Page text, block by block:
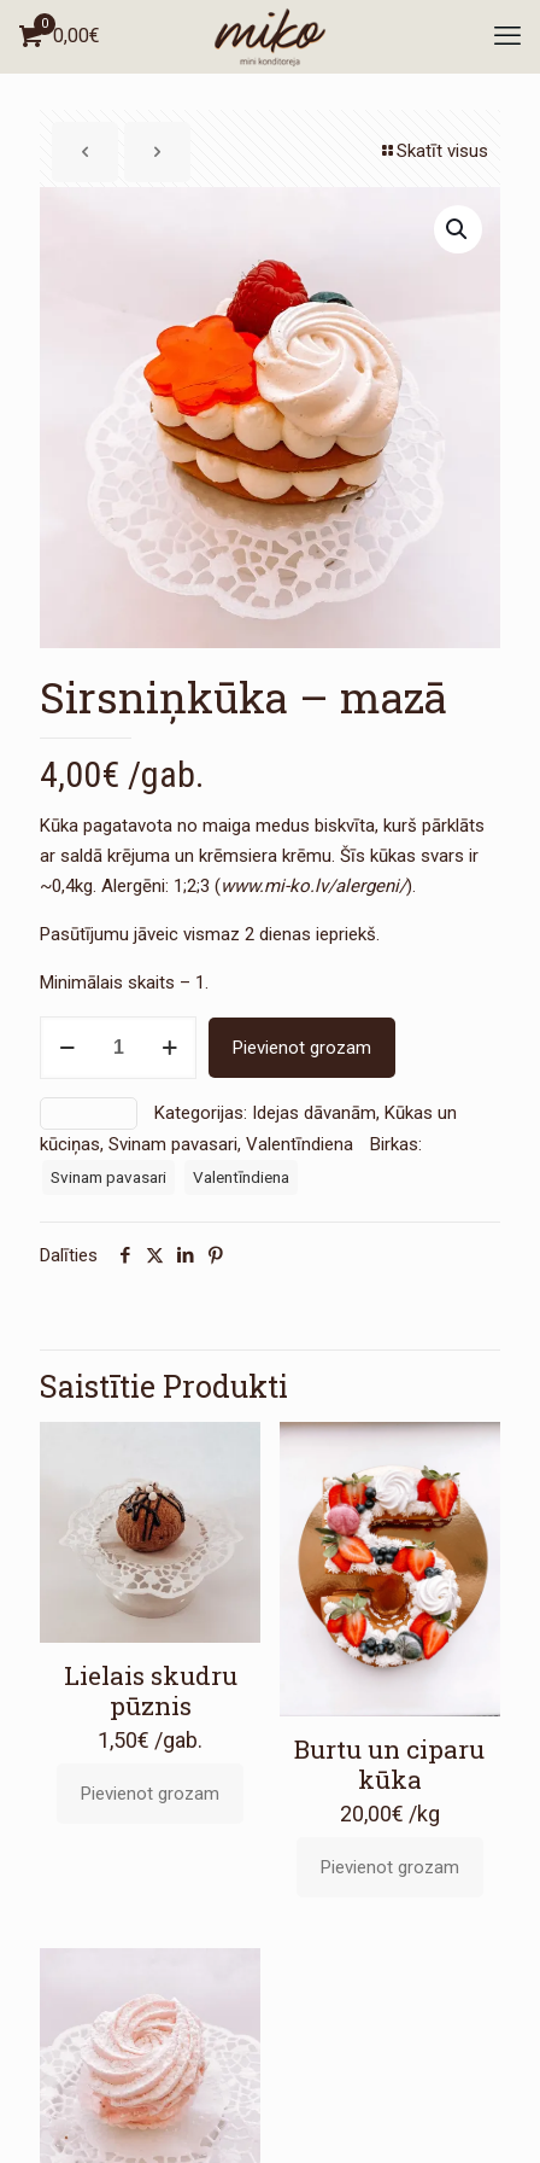
0
0,00€
Skatīt visus
Sirsniņkūka – mazā
4,00€ /gab.
Kūka pagatavota no maiga medus biskvīta, kurš pārklāts
ar saldā krējuma un krēmsiera krēmu. Šīs kūkas svars ir
~0,4kg. Alergēni: 1;2;3 (www.mi-ko.lv/alergeni/).
Pasūtījumu jāveic vismaz 2 dienas iepriekš.
Minimālais skaits – 1.
Pievienot grozam
Kategorijas: Idejas dāvanām, Kūkas un
kūciņas, Svinam pavasari, Valentīndiena Birkas:
Svinam pavasari Valentīndiena
Dalīties
Saistītie Produkti
Lielais skudru
pūznis
1,50€ /gab.
Pievienot grozam
Burtu un ciparu
kūka
20,00€ /kg
Pievienot grozam